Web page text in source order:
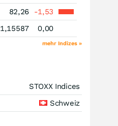
82,26
-1,53
1,15587 0,00
mehr Indizes »
STOXX Indices
Schweiz